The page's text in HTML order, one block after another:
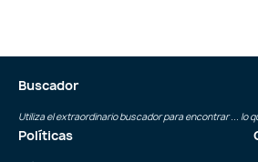
Buscador
Utiliza el extraordinario buscador para encontrar ... lo
Políticas